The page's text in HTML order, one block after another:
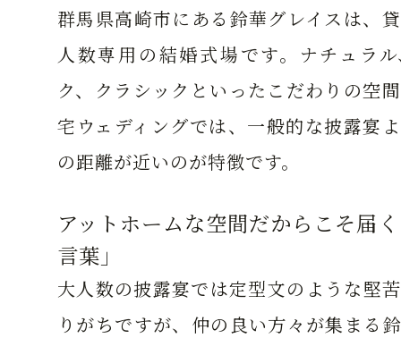
群馬県高崎市にある鈴華グレイスは、
人数専用の結婚式場です。ナチュラ
ク、クラシックといったこだわりの空
宅ウェディングでは、一般的な披露宴
の距離が近いのが特徴です。
アットホームな空間だからこそ届
言葉」
大人数の披露宴では定型文のような堅
りがちですが、仲の良い方々が集まる